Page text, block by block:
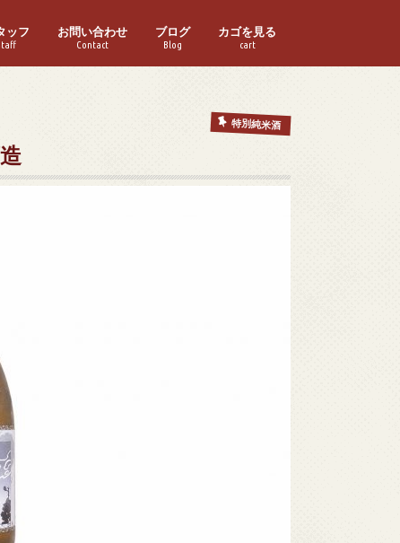
ッフ お問い合わせ
Contact
ブログ
Blog
カゴを見る
cart
特別純米酒